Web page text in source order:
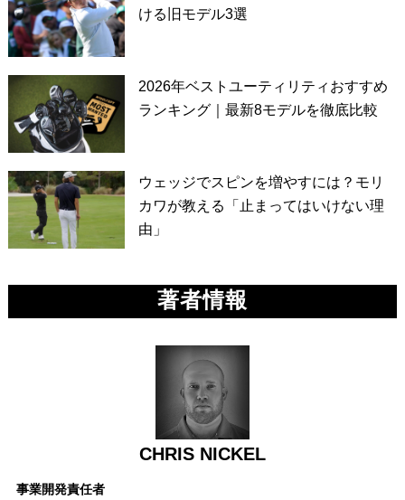
ける旧モデル3選
2026年ベストユーティリティおすすめ
ランキング｜最新8モデルを徹底比較
ウェッジでスピンを増やすには？モリ
カワが教える「止まってはいけない理
由」
著者情報
CHRIS NICKEL
事業開発責任者